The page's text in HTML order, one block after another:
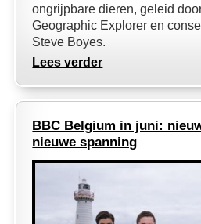
ongrijpbare dieren, geleid
Geographic Explorer en
Steve Boyes.
Lees verder
BBC Belgium in juni:
nieuwe spanning